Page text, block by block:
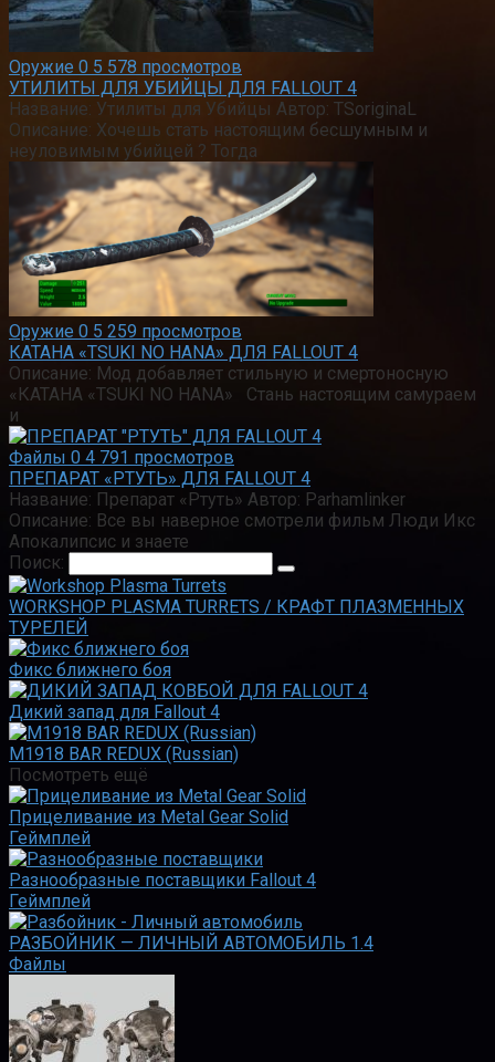
Оружие 0 5 578 просмотров
УТИЛИТЫ ДЛЯ УБИЙЦЫ ДЛЯ FALLOUT 4
Название: Утилиты для Убийцы Автор: TSoriginaL
Описание: Хочешь стать настоящим бесшумным и
неуловимым убийцей ? Тогда
Оружие 0 5 259 просмотров
КАТАНА «TSUKI NO HANA» ДЛЯ FALLOUT 4
Описание: Мод добавляет стильную и смертоносную
«КАТАНА «TSUKI NO HANA» Стань настоящим самураем
и
Файлы 0 4 791 просмотров
ПРЕПАРАТ «РТУТЬ» ДЛЯ FALLOUT 4
Название: Препарат «Ртуть» Автор: Parhamlinker
Описание: Все вы наверное смотрели фильм Люди Икс
Апокалипсис и знаете
Поиск:
WORKSHOP PLASMA TURRETS / КРАФТ ПЛАЗМЕННЫХ
ТУРЕЛЕЙ
Фикс ближнего боя
Дикий запад для Fallout 4
M1918 BAR REDUX (Russian)
Посмотреть ещё
Прицеливание из Metal Gear Solid
Геймплей
Разнообразные поставщики Fallout 4
Геймплей
РАЗБОЙНИК — ЛИЧНЫЙ АВТОМОБИЛЬ 1.4
Файлы